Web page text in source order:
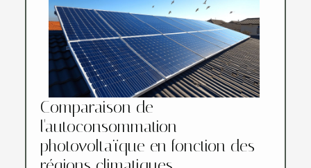
Comparaison de
l'autoconsommation
photovoltaïque en fonction des